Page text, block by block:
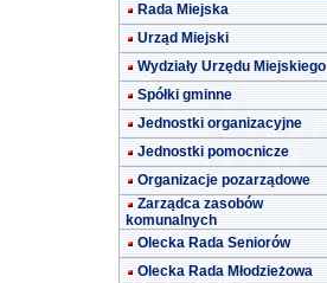
Rada Miejska
Urząd Miejski
Wydziały Urzędu Miejskiego
Spółki gminne
Jednostki organizacyjne
Jednostki pomocnicze
Organizacje pozarządowe
Zarządca zasobów
komunalnych
Olecka Rada Seniorów
Olecka Rada Młodzieżowa